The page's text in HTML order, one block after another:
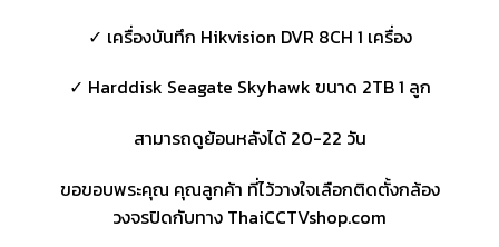
✓ เครื่องบันทึก Hikvision DVR 8CH 1 เครื่อง
✓ Harddisk Seagate Skyhawk ขนาด 2TB 1 ลูก
สามารถดูย้อนหลังได้ 20-22 วัน
ขอขอบพระคุณ คุณลูกค้า ที่ไว้วางใจเลือกติดตั้งกล้อง
วงจรปิดกับทาง ThaiCCTVshop.com